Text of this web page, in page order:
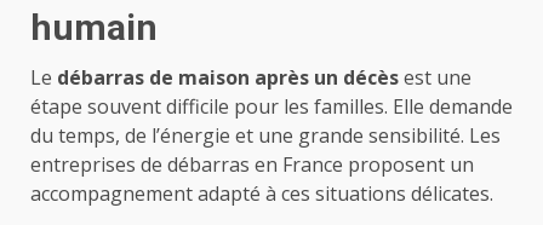
humain
Le débarras de maison après un décèsest une
étape souvent difficile pour les familles. Elle demande
du temps, de l’énergie et une grande sensibilité. Les
entreprises de débarras en France proposent un
accompagnement adapté à ces situations délicates.